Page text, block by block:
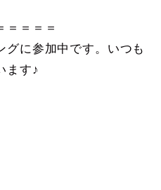
＝＝＝＝
グに参加中です。いつも
ます♪